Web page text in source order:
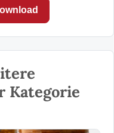
Kategorie